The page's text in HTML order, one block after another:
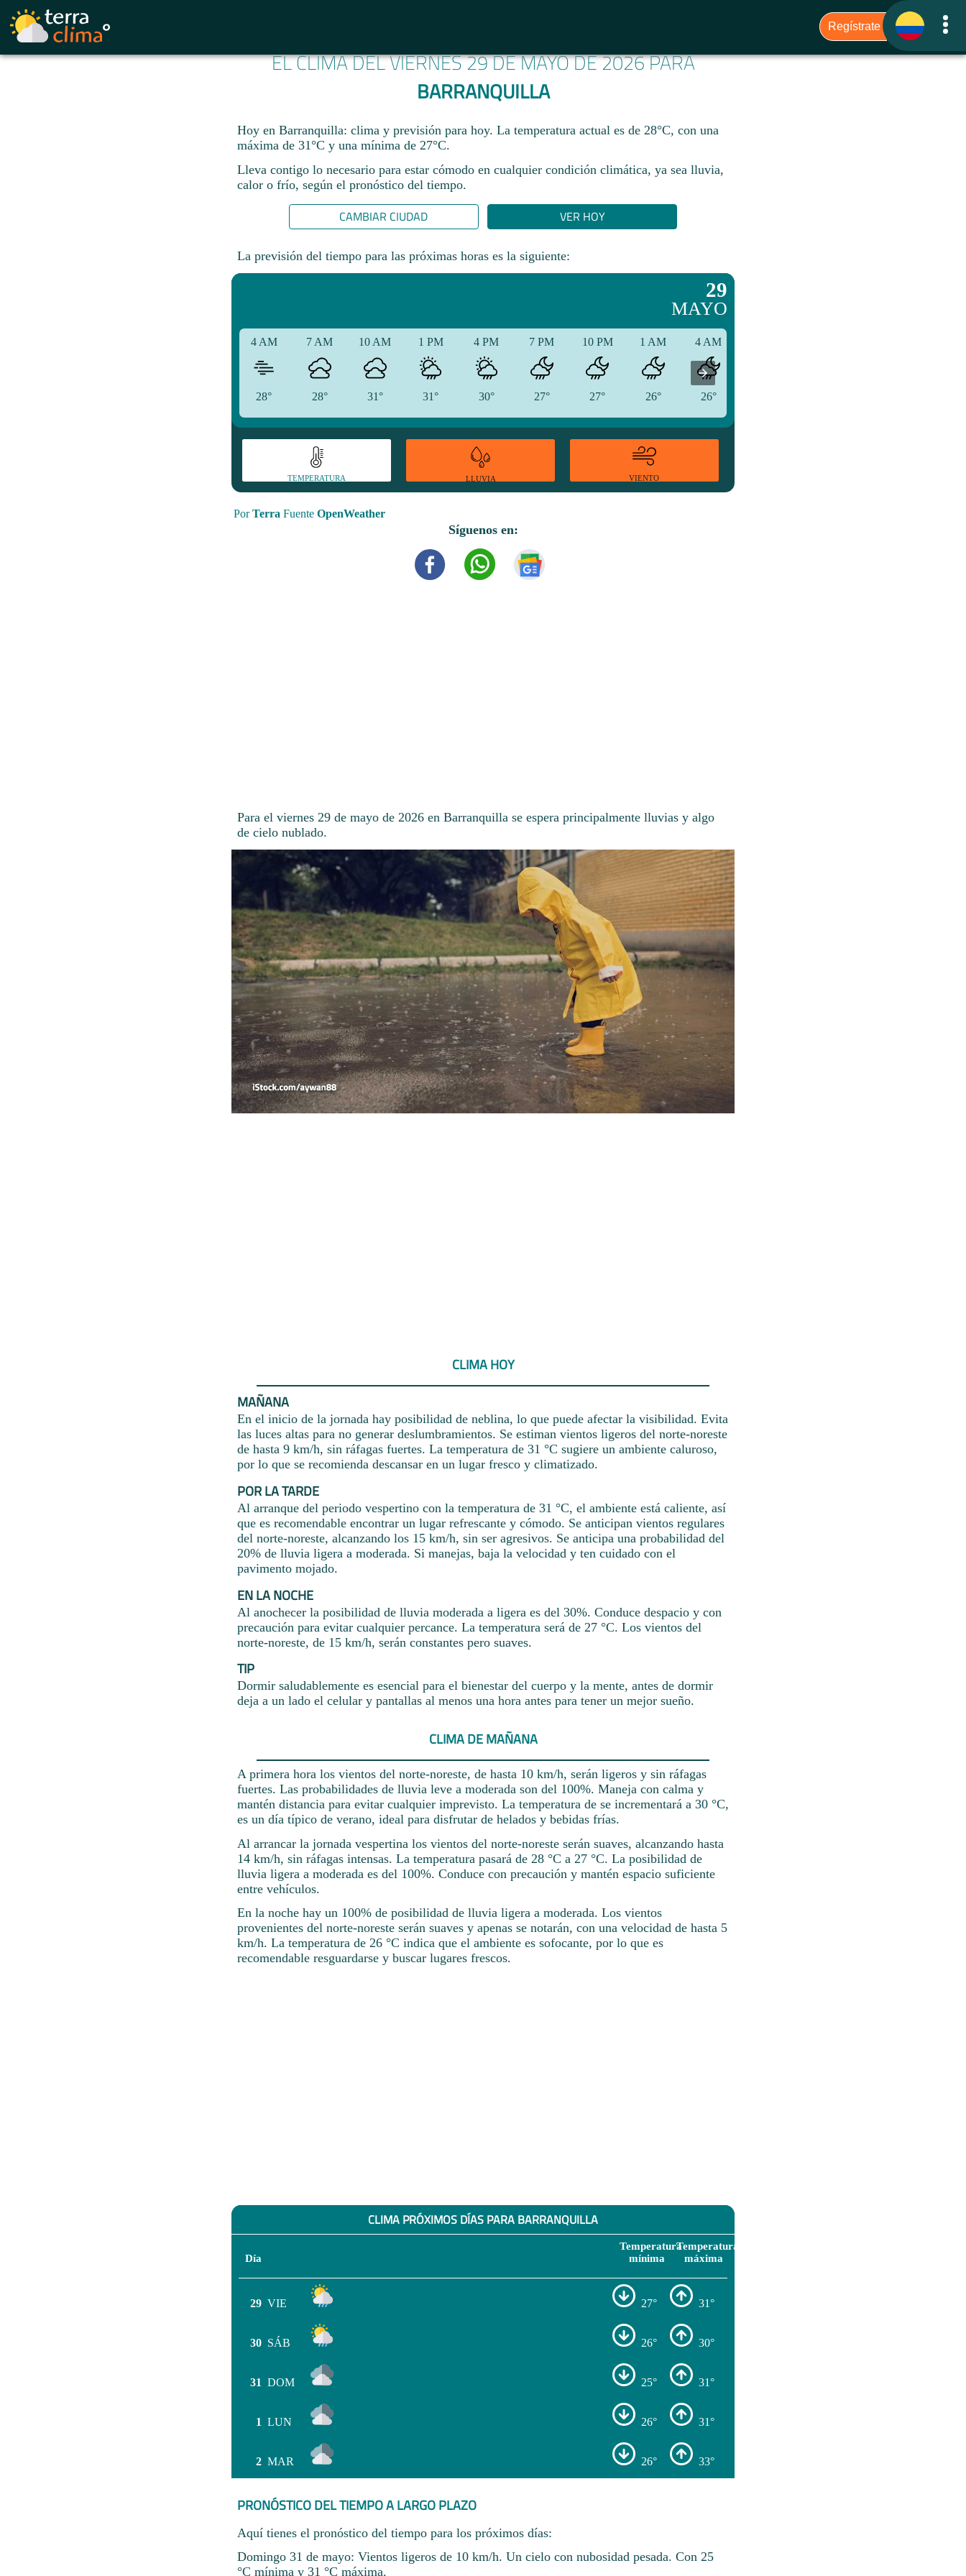
EL CLIMA DEL VIERNES 29 DE MAYO DE 2026 PARA
BARRANQUILLA
Hoy en Barranquilla: clima y previsión para hoy. La temperatura actual es de 28°C, con una
máxima de 31°C y una mínima de 27°C.​
Lleva contigo lo necesario para estar cómodo en cualquier condición climática, ya sea lluvia,
calor o frío, según el pronóstico del tiempo.
CAMBIAR CIUDAD VER HOY
La previsión del tiempo para las próximas horas es la siguiente:
29
MAYO
4 AM
28°
7 AM
28°
10 AM
31°
1 PM
31°
4 PM
30°
7 PM
27°
10 PM
27°
1 AM
26°
4 AM
26°
TEMPERATURA LLUVIA VIENTO
PorTerra Fuente OpenWeather
Síguenos en:
Para el viernes 29 de mayo de 2026 en Barranquilla se espera principalmente lluvias y algo
de cielo nublado.
CLIMA HOY
MAÑANA
En el inicio de la jornada hay posibilidad de neblina, lo que puede afectar la visibilidad. Evita
las luces altas para no generar deslumbramientos. Se estiman vientos ligeros del norte-noreste
de hasta 9 km/h, sin ráfagas fuertes. La temperatura de 31 °C sugiere un ambiente caluroso,
por lo que se recomienda descansar en un lugar fresco y climatizado.
POR LA TARDE
Al arranque del periodo vespertino con la temperatura de 31 °C, el ambiente está caliente, así
que es recomendable encontrar un lugar refrescante y cómodo. Se anticipan vientos regulares
del norte-noreste, alcanzando los 15 km/h, sin ser agresivos. Se anticipa una probabilidad del
20% de lluvia ligera a moderada. Si manejas, baja la velocidad y ten cuidado con el
pavimento mojado.
EN LA NOCHE
Al anochecer la posibilidad de lluvia moderada a ligera es del 30%. Conduce despacio y con
precaución para evitar cualquier percance. La temperatura será de 27 °C. Los vientos del
norte-noreste, de 15 km/h, serán constantes pero suaves.
TIP
Dormir saludablemente es esencial para el bienestar del cuerpo y la mente, antes de dormir
deja a un lado el celular y pantallas al menos una hora antes para tener un mejor sueño.
CLIMA DE MAÑANA
A primera hora los vientos del norte-noreste, de hasta 10 km/h, serán ligeros y sin ráfagas
fuertes. Las probabilidades de lluvia leve a moderada son del 100%. Maneja con calma y
mantén distancia para evitar cualquier imprevisto. La temperatura de se incrementará a 30 °C,
es un día típico de verano, ideal para disfrutar de helados y bebidas frías.
Al arrancar la jornada vespertina los vientos del norte-noreste serán suaves, alcanzando hasta
14 km/h, sin ráfagas intensas. La temperatura pasará de 28 °C a 27 °C. La posibilidad de
lluvia ligera a moderada es del 100%. Conduce con precaución y mantén espacio suficiente
entre vehículos.
En la noche hay un 100% de posibilidad de lluvia ligera a moderada. Los vientos
provenientes del norte-noreste serán suaves y apenas se notarán, con una velocidad de hasta 5
km/h. La temperatura de 26 °C indica que el ambiente es sofocante, por lo que es
recomendable resguardarse y buscar lugares frescos.
CLIMA PRÓXIMOS DÍAS PARA BARRANQUILLA
Día
Temperatura
mínima
Temperatura
máxima
29 VIE 27° 31°
30 SÁB 26° 30°
31 DOM 25° 31°
1 LUN 26° 31°
2 MAR 26° 33°
PRONÓSTICO DEL TIEMPO A LARGO PLAZO
Aquí tienes el pronóstico del tiempo para los próximos días:
Domingo 31 de mayo: Vientos ligeros de 10 km/h. Un cielo con nubosidad pesada. Con 25
°C mínima y 31 °C máxima.